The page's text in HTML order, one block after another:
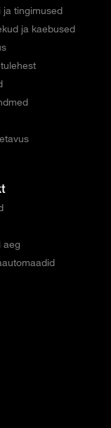
ja tingimused
ja kaebused
aeg